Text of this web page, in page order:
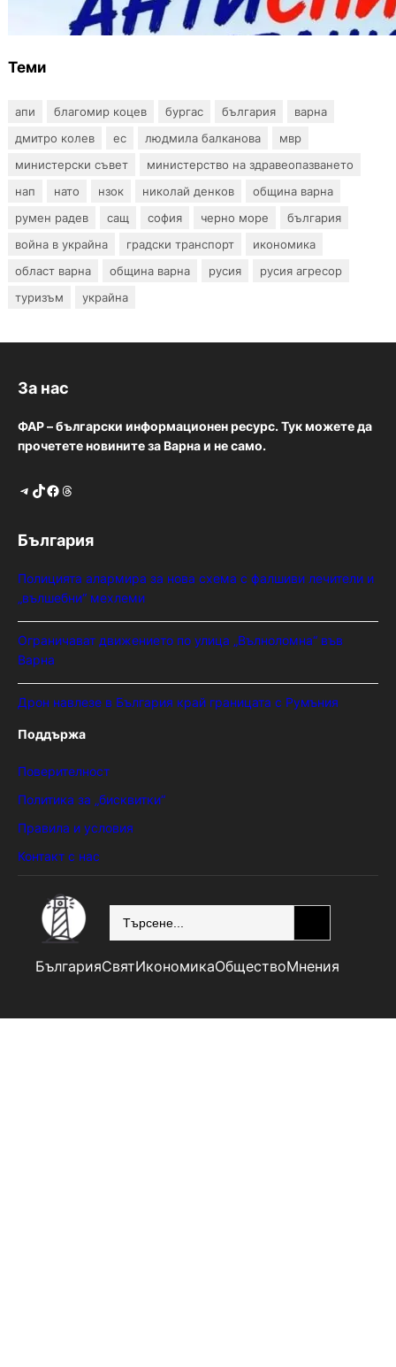
август
Теми
апи благомир коцев бургас българия
варна
дмитро колев
ес людмила балканова
мвр
министерски съвет
министерство на здравеопазването
нап
нато нзок николай денков
община варна
румен радев
сащ софия черно море
българия
война в украйна
градски транспорт
икономика
област варна
община варна русия
русия агресор
туризъм
украйна
За нас
ФАР – български информационен ресурс. Тук можете да
прочетете новините за Варна и не само.
Telegram TikTok Facebook Threads
България
Полицията алармира за нова схема с фалшиви лечители и
„вълшебни“ мехлеми
Ограничават движението по улица „Вълноломна“ във
Варна
Дрон навлезе в България край границата с Румъния
Поддържа
Поверителност
Политика за „бисквитки“
Правила и условия
Контакт с нас
БългарияСвятИкономикаОбществоМнения